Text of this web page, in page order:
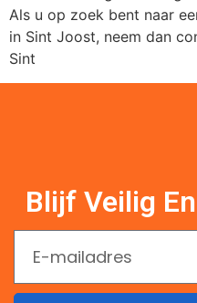
Als u op zoek bent naar
in Sint Joost, neem dan
Sint
Blijf Veilig